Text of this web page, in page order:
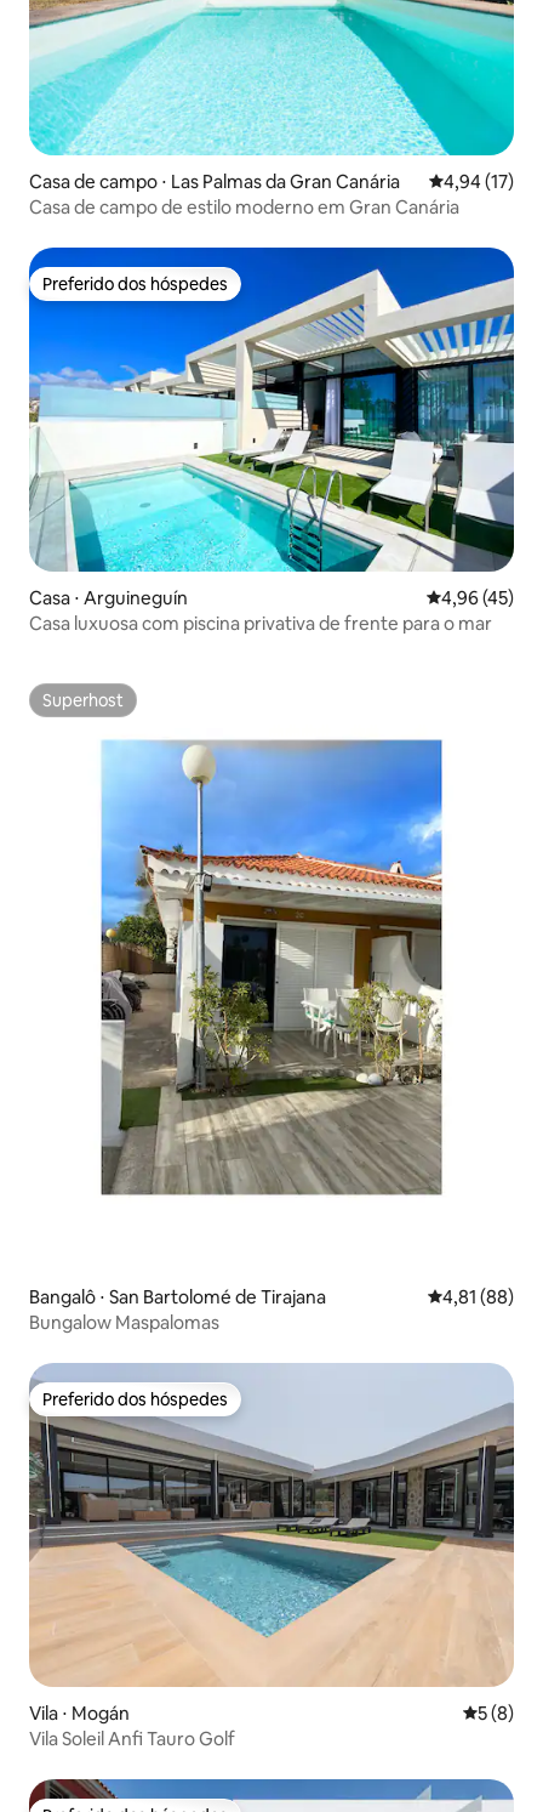
Casa de campo ⋅ Las Palmas da Gran Canária 4,94 de uma
4,94 (17)
Casa de campo de estilo moderno em Gran Canária
Preferido dos hóspedes
Preferido dos hóspedes
Casa ⋅ Arguineguín 4,96 de uma
4,96 (45)
Casa luxuosa com piscina privativa de frente para o mar
Superhost
Superhost
Bangalô ⋅ San Bartolomé de Tirajana 4,81 de uma
4,81 (88)
Bungalow Maspalomas
Preferido dos hóspedes
Preferido dos hóspedes
Vila ⋅ Mogán 5 de
5 (8)
Vila Soleil Anfi Tauro Golf